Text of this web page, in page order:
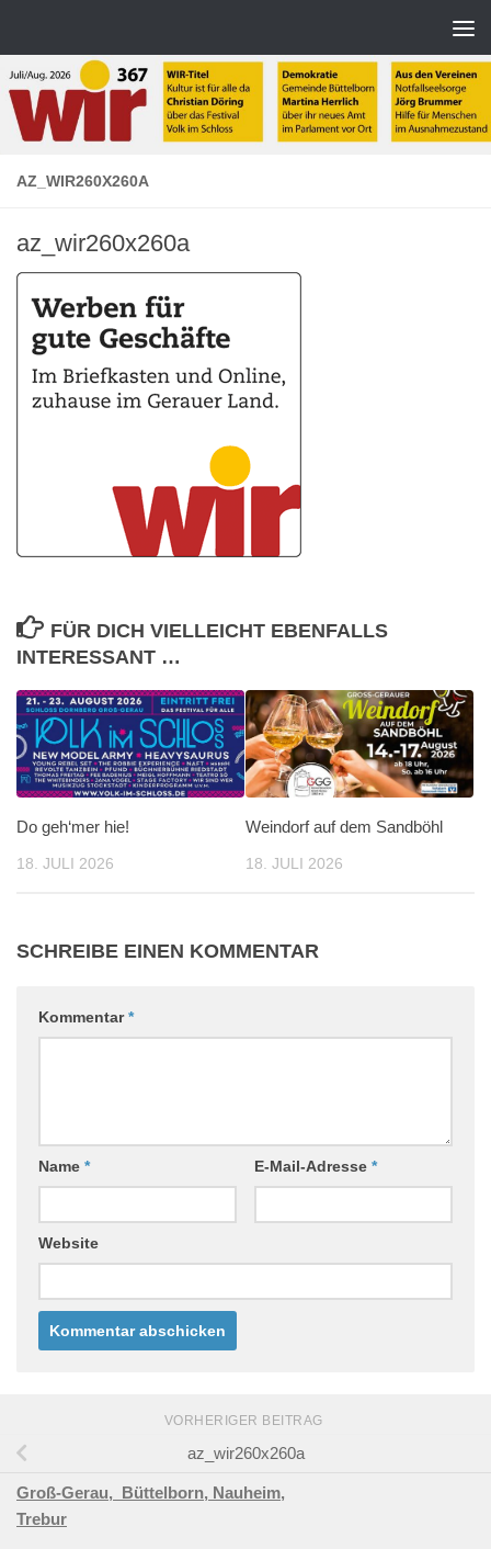
AZ_WIR260X260A
az_wir260x260a
FÜR DICH VIELLEICHT EBENFALLS
INTERESSANT …
Do geh‘mer hie!
18. JULI 2026
Weindorf auf dem Sandböhl
18. JULI 2026
SCHREIBE EINEN KOMMENTAR
Kommentar*
Name * E-Mail-Adresse *
Website
VORHERIGER BEITRAG
az_wir260x260a
Groß-Gerau, Büttelborn, Nauheim,
Trebur